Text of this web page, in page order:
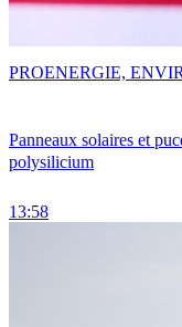
Panneaux solaires et
polysilicium
13:58
PROENERGIE,